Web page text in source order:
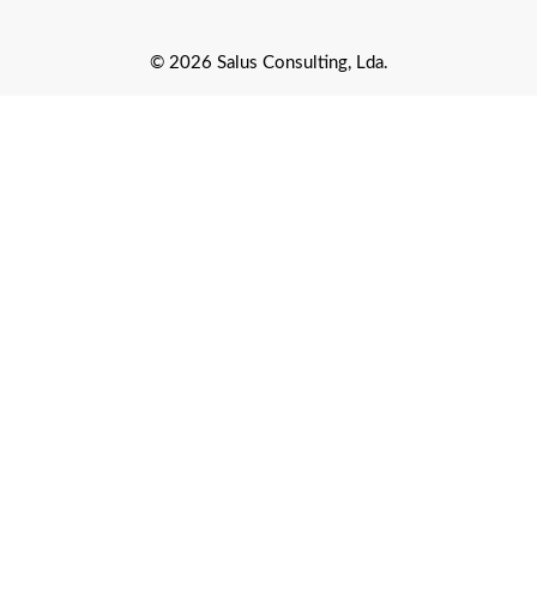
© 2026 Salus Consulting, Lda.